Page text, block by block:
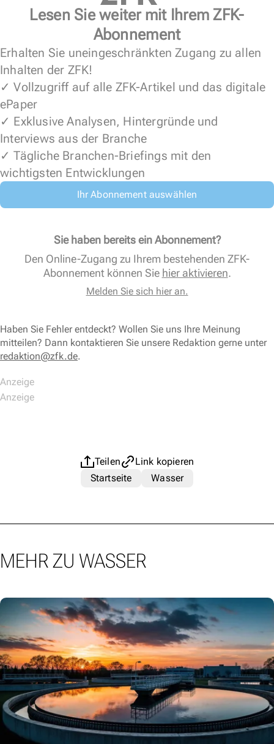
Lesen Sie weiter mit Ihrem ZFK-
Abonnement
Erhalten Sie uneingeschränkten Zugang zu allen
Inhalten der ZFK!
✓ Vollzugriff auf alle ZFK-Artikel und das digitale
ePaper
✓ Exklusive Analysen, Hintergründe und
Interviews aus der Branche
✓ Tägliche Branchen-Briefings mit den
wichtigsten Entwicklungen
Ihr Abonnement auswählen
Sie haben bereits ein Abonnement?
Den Online-Zugang zu Ihrem bestehenden ZFK-
Abonnement können Sie hier aktivieren.
Melden Sie sich hier an.
Haben Sie Fehler entdeckt? Wollen Sie uns Ihre Meinung
mitteilen? Dann kontaktieren Sie unsere Redaktion gerne unter
redaktion@zfk.de.
Teilen
Link kopieren
Startseite
Wasser
MEHR ZU WASSER